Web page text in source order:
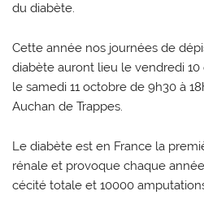
du diabète.
Cette année nos journées de
diabète auront lieu le vendredi 10
le samedi 11 octobre de 9h30 à
Auchan de Trappes.
Le diabète est en France la
rénale et provoque chaque
cécité totale et 10000